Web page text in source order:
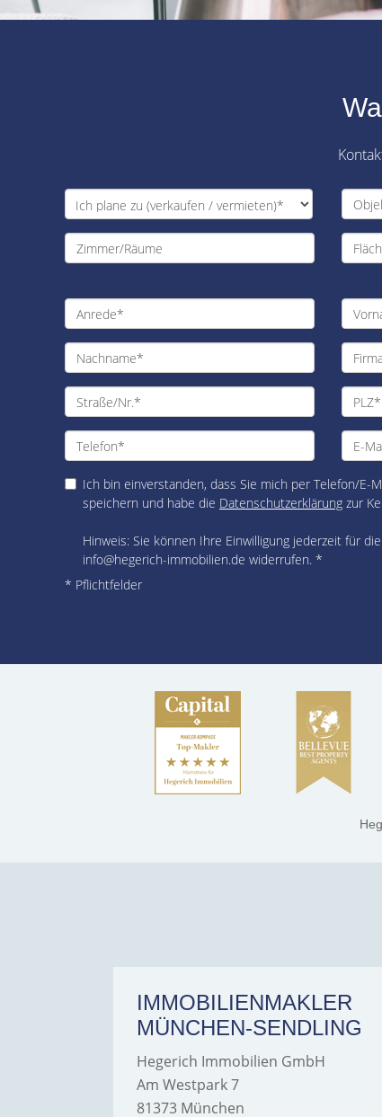
Ich bin einverstanden, dass Sie mich per Telefon/E-
speichern und habe die Datenschutzerklärung zur
Hinweis: Sie können Ihre Einwilligung jederzeit für
info@hegerich-immobilien.de widerrufen. *
* Pflichtfelder
IMMOBILIENMAKLER
MÜNCHEN-SENDLING
Hegerich Immobilien GmbH
Am Westpark 7
81373 München